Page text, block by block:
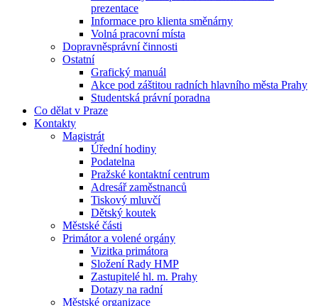
prezentace
Informace pro klienta směnárny
Volná pracovní místa
Dopravněsprávní činnosti
Ostatní
Grafický manuál
Akce pod záštitou radních hlavního města Prahy
Studentská právní poradna
Co dělat v Praze
Kontakty
Magistrát
Úřední hodiny
Podatelna
Pražské kontaktní centrum
Adresář zaměstnanců
Tiskový mluvčí
Dětský koutek
Městské části
Primátor a volené orgány
Vizitka primátora
Složení Rady HMP
Zastupitelé hl. m. Prahy
Dotazy na radní
Městské organizace